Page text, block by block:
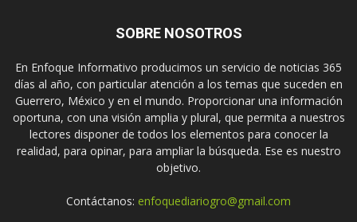
SOBRE NOSOTROS
En Enfoque Informativo producimos un servicio de noticias 365
días al año, con particular atención a los temas que suceden en
Guerrero, México y en el mundo. Proporcionar una información
oportuna, con una visión amplia y plural, que permita a nuestros
lectores disponer de todos los elementos para conocer la
realidad, para opinar, para ampliar la búsqueda. Ese es nuestro
objetivo.
Contáctanos: enfoquediariogro@gmail.com